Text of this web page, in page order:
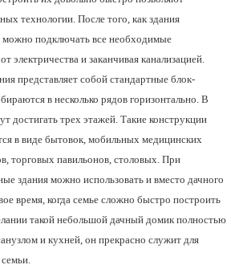
технологии. После того, как здания
можно подключать все необходимые
электричества и заканчивая канализацией.
представляет собой стандартные блок-
в несколько рядов горизонтально. В
достигать трех этажей. Такие конструкции
в виде бытовок, мобильных медицинских
торговых павильонов, столовых. При
здания можно использовать и вместо дачного
время, когда семье сложно быстро построить
такой небольшой дачный домик полностью
и кухней, он прекрасно служит для